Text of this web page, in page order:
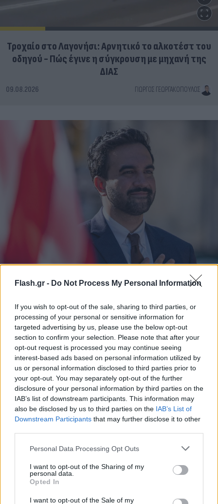
Flash.gr - Do Not Process My Personal Information
If you wish to opt-out of the sale, sharing to third parties, or
processing of your personal or sensitive information for
targeted advertising by us, please use the below opt-out
section to confirm your selection. Please note that after your
opt-out request is processed you may continue seeing
interest-based ads based on personal information utilized by
us or personal information disclosed to third parties prior to
your opt-out. You may separately opt-out of the further
disclosure of your personal information by third parties on the
IAB’s list of downstream participants. This information may
also be disclosed by us to third parties on the IAB’s List of
Downstream Participants that may further disclose it to other
Please note that this website/app uses one or more Google
not limited to your visit or usage behaviour. You may click to
grant or deny consent to Google and its third-party tags to
use your data for below specified purposes in below Google
consent section.
Personal Data Processing Opt Outs
I want to opt-out of the Sharing of my
personal data.
Opted In
I want to opt-out of the Sale of my
Τροχαίο στο Λαγονήσι: Αρνητικό το αλκοτέστ του
οδηγού - Πώς έγινε η σύγκρουση με μηχανή της
ΔΙΑΣ
09.08.2026 ΓΙΏΡΓΟΣ ΓΕΩΡΓΑΚΌΠΟΥΛΟΣ
Νέα Υόρκη: Στα δικαστήρια ο φόρος «pied-à-
terre» του Μαμντάνι - Πλούσιοι ζητούν πάγωμα
της εφαρμογής
09.08.2026 ΓΙΏΡΓΟΣ ΓΕΩΡΓΑΚΌΠΟΥΛΟΣ